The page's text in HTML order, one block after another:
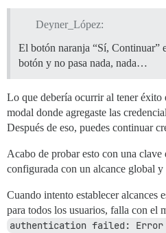
Deyner_López:
El botón naranja “Sí,
botón y no pasa nada, nada…
Lo que debería ocurrir al tener éxito
modal donde agregaste las
Después de eso, puedes continuar
Acabo de probar esto con una
configurada con un alcance global
Cuando intento establecer alcances
para todos los usuarios, falla con el
authentication failed: Error